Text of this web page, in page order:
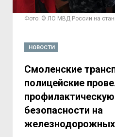
Фото: © ЛО МВД России на
НОВОСТИ
Смоленские
полицейские
безопасности на